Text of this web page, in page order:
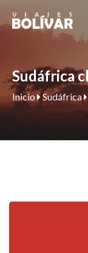
Sudáfrica
Inicio Sudáfrica